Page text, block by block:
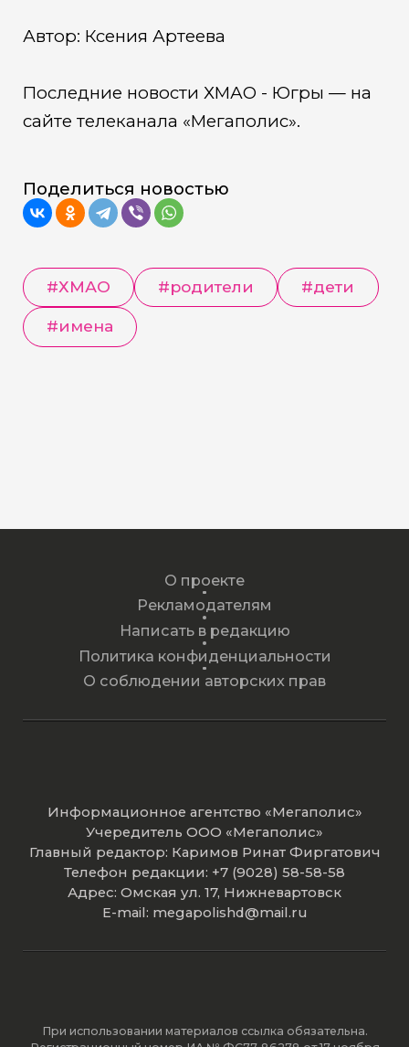
Автор: Ксения Артеева
Последние новости ХМАО - Югры — на
сайте телеканала «Мегаполис».
Поделиться новостью
#ХМАО #родители #дети
#имена
О проекте
Рекламодателям
Написать в редакцию
Политика конфиденциальности
О соблюдении авторских прав
Информационное агентство «Мегаполис»
Учередитель ООО «Мегаполис»
Главный редактор: Каримов Ринат Фиргатович
Телефон редакции: +7 (9028) 58-58-58
Адрес: Омская ул. 17, Нижневартовск
E-mail: megapolishd@mail.ru
При использовании материалов ссылка обязательна.